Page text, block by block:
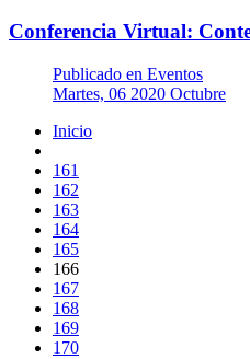
Conferencia Virtual:
Publicado en Eventos
Martes, 06 2020 Octubre
Inicio
161
162
163
164
165
166
167
168
169
170